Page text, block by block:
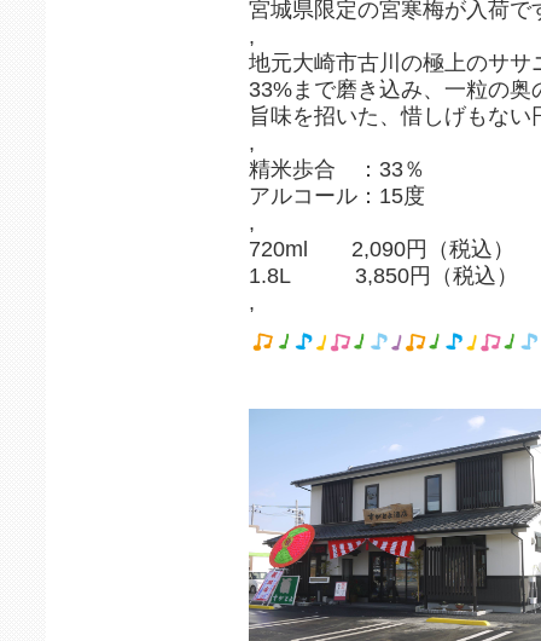
宮城県限定の宮寒梅が入荷で
,
地元大崎市古川の極上のササ
33%まで磨き込み、一粒の奥
旨味を招いた、惜しげもない
,
精米歩合 ：33％
アルコール：15度
,
720ml 2,090円（税込）
1.8L 3,850円（税込）
,